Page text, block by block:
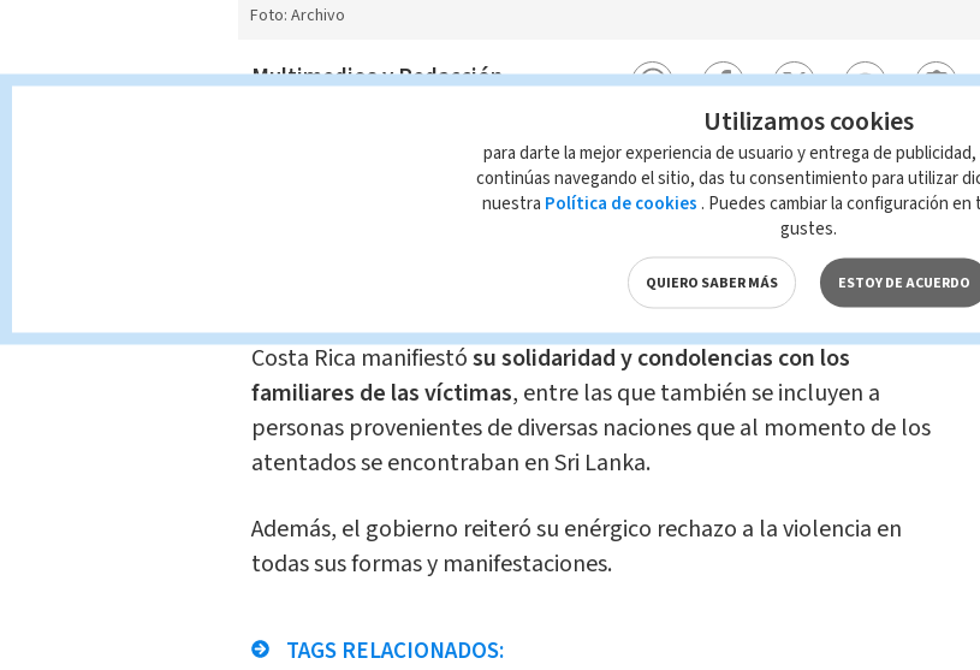
Foto: Archivo
Multimedios y Redacción
Gobierno de Costa Rica condena los atentados y ataques,
registrados este domingo, contra varios hoteles e iglesias en las que
se celebraba la Pascua de Resurrección, y que
dejaron más de 200
víctimas mortales y más de 400 heridos en Sri Lanka.
Costa Rica manifiestósu solidaridad y condolencias con los
familiares de las víctimas, entre las que también se incluyen a
personas provenientes de diversas naciones que al momento de los
atentados se encontraban en Sri Lanka.
Además, el gobierno reiteró su enérgico rechazo a la violencia en
todas sus formas y manifestaciones.
TAGS RELACIONADOS:
Utilizamos cookies
para darte la mejor experiencia de usuario y entrega de
continúas navegando el sitio, das tu consentimiento para utilizar
nuestra Política de cookies . Puedes cambiar la configuración
gustes.
QUIERO SABER MÁS ESTOY DE ACUERDO